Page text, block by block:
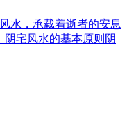
水，承载着逝者的安息
宅风水的基本原则阴